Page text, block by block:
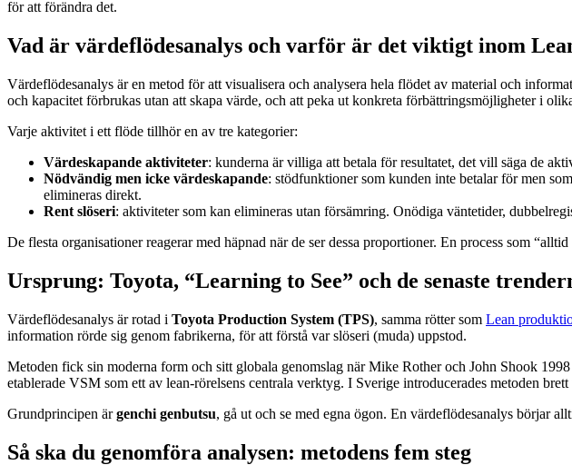
för att förändra det.
Vad är värdeflödesanalys och varför är det viktigt inom
Värdeflödesanalys är en metod för att visualisera och analysera hela flödet av material och
och kapacitet förbrukas utan att skapa värde, och att peka ut konkreta förbättringsmöjligheter i
Varje aktivitet i ett flöde tillhör en av tre kategorier:
Värdeskapande aktiviteter: kunderna är villiga att betala för resultatet, det vill säga de
Nödvändig men icke värdeskapande: stödfunktioner som kunden inte betalar för men
elimineras direkt.
Rent slöseri: aktiviteter som kan elimineras utan försämring. Onödiga väntetider,
De flesta organisationer reagerar med häpnad när de ser dessa proportioner. En process som
Ursprung: Toyota, “Learning to See” och de senaste
Värdeflödesanalys är rotad i Toyota Production System (TPS), samma rötter som Lean
information rörde sig genom fabrikerna, för att förstå var slöseri (muda) uppstod.
Metoden fick sin moderna form och sitt globala genomslag när Mike Rother och John Shook
etablerade VSM som ett av lean-rörelsens centrala verktyg. I Sverige introducerades metoden
Grundprincipen ärgenchi genbutsu, gå ut och se med egna ögon. En värdeflödesanalys börjar
Så ska du genomföra analysen: metodens fem steg